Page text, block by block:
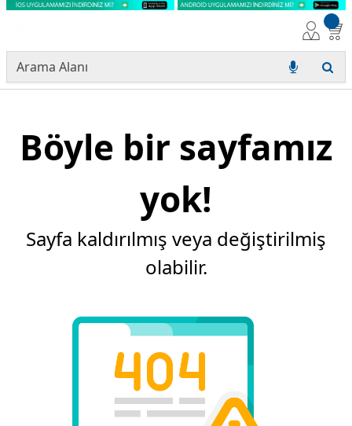
Böyle bir sayfamız
yok!
Sayfa kaldırılmış veya değiştirilmiş
olabilir.